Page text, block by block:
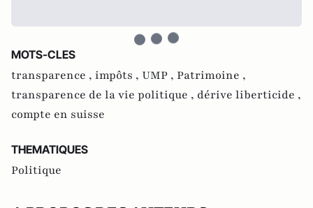
MOTS-CLES
transparence , impôts , UMP , Patrimoine ,
transparence de la vie politique , dérive liberticide ,
compte en suisse
THEMATIQUES
Politique